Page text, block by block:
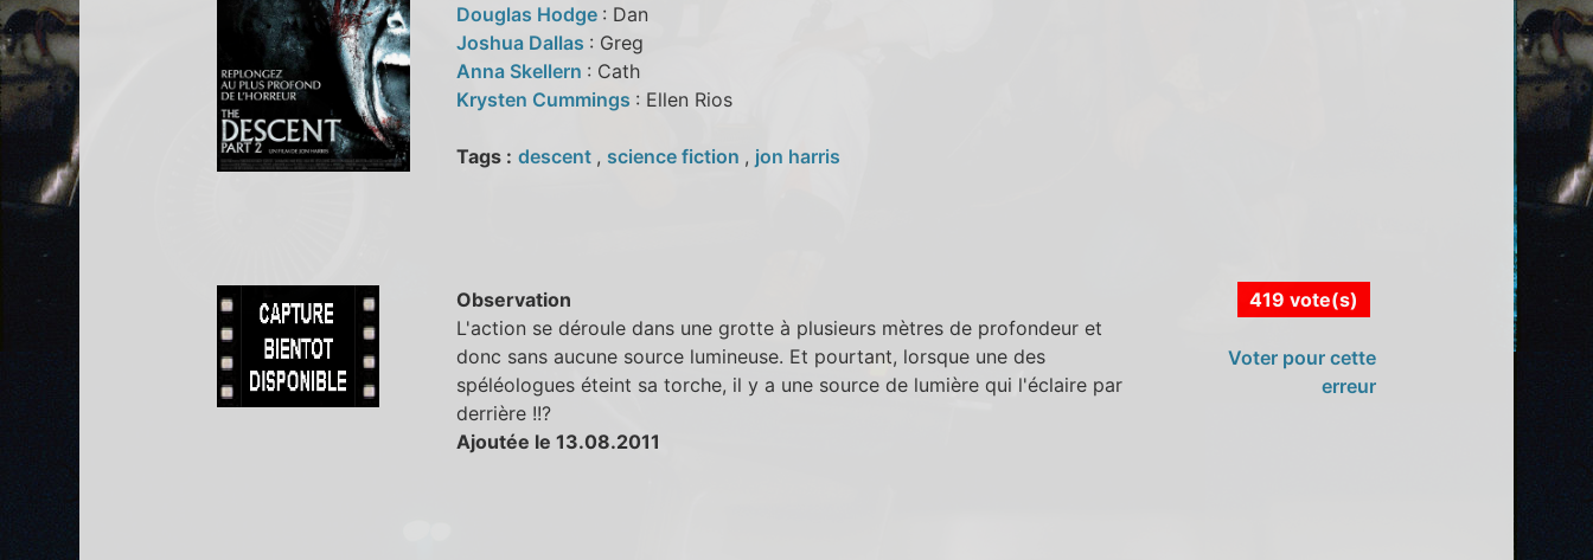
Douglas Hodge : Dan
Joshua Dallas : Greg
Anna Skellern : Cath
Krysten Cummings : Ellen Rios
Tags : descent , science fiction , jon harris
Observation
L'action se déroule dans une grotte à plusieurs mètres de profondeur et
donc sans aucune source lumineuse. Et pourtant, lorsque une des
spéléologues éteint sa torche, il y a une source de lumière qui l'éclaire par
derrière !!?
Ajoutée le 13.08.2011
419 vote(s)
Voter pour cette
erreur